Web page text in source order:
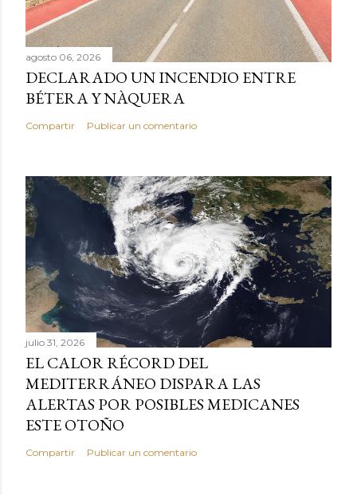
agosto 06, 2026
DECLARADO UN INCENDIO ENTRE
BÉTERA Y NÀQUERA
Compartir Publicar un comentario
julio 31, 2026
EL CALOR RÉCORD DEL
MEDITERRÁNEO DISPARA LAS
ALERTAS POR POSIBLES MEDICANES
ESTE OTOÑO
Compartir Publicar un comentario